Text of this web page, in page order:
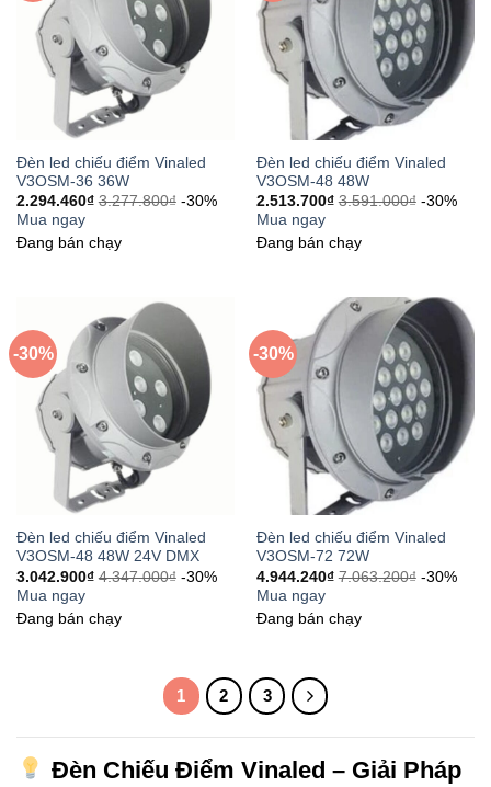
Đèn led chiếu điểm Vinaled
V3OSM-36 36W
2.294.460₫ 3.277.800₫ -30%
Mua ngay
Đang bán chạy
Đèn led chiếu điểm Vinaled
V3OSM-48 48W
2.513.700₫ 3.591.000₫ -30%
Mua ngay
Đang bán chạy
-30%
Đèn led chiếu điểm Vinaled
V3OSM-48 48W 24V DMX
3.042.900₫ 4.347.000₫ -30%
Mua ngay
Đang bán chạy
-30%
Đèn led chiếu điểm Vinaled
V3OSM-72 72W
4.944.240₫ 7.063.200₫ -30%
Mua ngay
Đang bán chạy
1 2 3
Đèn Chiếu Điểm Vinaled – Giải Pháp